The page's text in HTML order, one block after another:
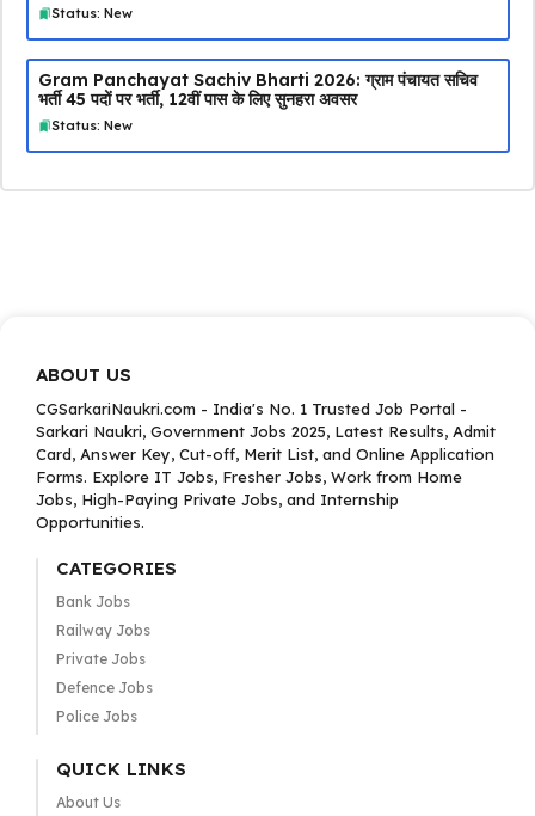
Status: New
Gram Panchayat Sachiv Bharti 2026: ग्राम पंचायत सचिव
भर्ती 45 पदों पर भर्ती, 12वीं पास के लिए सुनहरा अवसर
Status: New
ABOUT US
CGSarkariNaukri.com - India's No. 1 Trusted Job Portal -
Sarkari Naukri, Government Jobs 2025, Latest Results, Admit
Card, Answer Key, Cut-off, Merit List, and Online Application
Forms. Explore IT Jobs, Fresher Jobs, Work from Home
Jobs, High-Paying Private Jobs, and Internship
Opportunities.
CATEGORIES
Bank Jobs
Railway Jobs
Private Jobs
Defence Jobs
Police Jobs
QUICK LINKS
About Us